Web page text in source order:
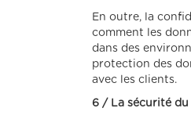
En outre, la
comment les
dans des
protection des
avec les clients.
6 / La sécurité